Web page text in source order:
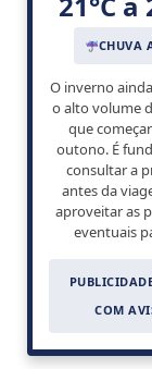
CHUVA
O inverno
o alto volume
que
outono. É
consultar a
antes da
aproveitar as
eventuais
COM